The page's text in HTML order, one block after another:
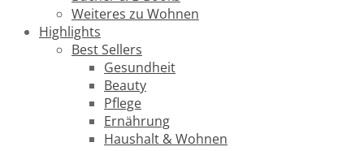
Weiteres zu Wohnen
Highlights
Best Sellers
Gesundheit
Beauty
Pflege
Ernährung
Haushalt & Wohnen